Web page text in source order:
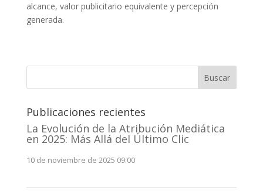
alcance, valor publicitario equivalente y percepción
generada.
Buscar
Publicaciones recientes
La Evolución de la Atribución Mediática
en 2025: Más Allá del Último Clic
10 de noviembre de 2025 09:00